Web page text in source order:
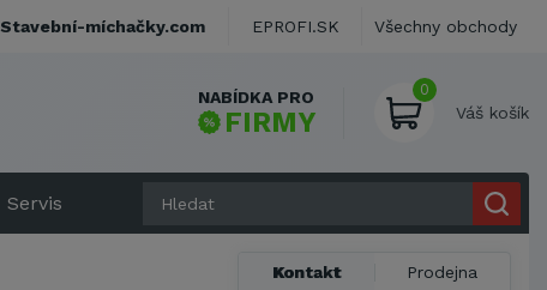
NABÍDKA PRO
FIRMY
0
Váš košík
Servis
Kontakt Prodejna
Stavební-míchačky.com EPROFI.SK Všechny obchody